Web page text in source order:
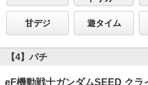
甘デジ 遊タイム
【4】パチ
eF機動戦士ガンダムSEED クラ